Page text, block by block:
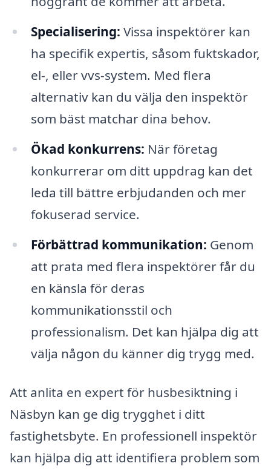
Specialisering: Vissa inspektörer kan
ha specifik expertis, såsom fuktskador,
el-, eller vvs-system. Med flera
alternativ kan du välja den inspektör
som bäst matchar dina behov.
Ökad konkurrens: När företag
konkurrerar om ditt uppdrag kan det
leda till bättre erbjudanden och mer
fokuserad service.
Förbättrad kommunikation: Genom
att prata med flera inspektörer får du
en känsla för deras
kommunikationsstil och
professionalism. Det kan hjälpa dig att
välja någon du känner dig trygg med.
Att anlita en expert för husbesiktning i
Näsbyn kan ge dig trygghet i ditt
fastighetsbyte. En professionell inspektör
kan hjälpa dig att identifiera problem som